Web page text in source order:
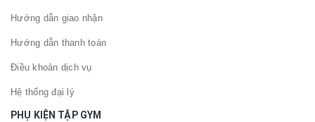
Hướng dẫn giao nhận
Hướng dẫn thanh toán
Điều khoản dịch vụ
Hệ thống đại lý
PHỤ KIỆN TẬP GYM